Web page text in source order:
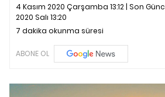
4 Kasım 2020 Çarşamba 13:12 | Son
2020 Salı 13:20
7 dakika okunma süresi
ABONE OL